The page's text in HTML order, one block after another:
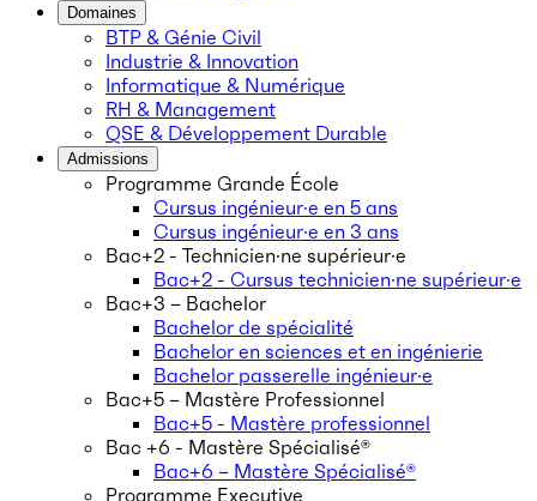
Domaines
BTP & Génie Civil
Industrie & Innovation
Informatique & Numérique
RH & Management
QSE & Développement Durable
Admissions
Programme Grande École
Cursus ingénieur·e en 5 ans
Cursus ingénieur·e en 3 ans
Bac+2 - Technicien·ne supérieur·e
Bac+2 - Cursus technicien·ne supérieur·e
Bac+3 – Bachelor
Bachelor de spécialité
Bachelor en sciences et en ingénierie
Bachelor passerelle ingénieur·e
Bac+5 – Mastère Professionnel
Bac+5 - Mastère professionnel
Bac +6 - Mastère Spécialisé®
Bac+6 – Mastère Spécialisé®
Programme Executive